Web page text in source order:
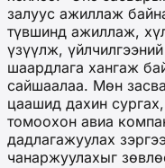
залуус ажиллаж
түвшинд ажиллаж,
үзүүлж,
шаардлага хангаж
сайшаалаа. Мөн
цаашид дахин
томоохон авиа
дадлагажуулах
чанаржуулахыг